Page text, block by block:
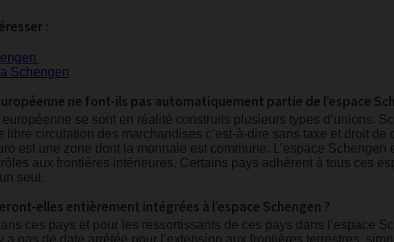
:
Schengen
ne font-ils pas automatiquement partie de l’espace
se sont en réalité construits plusieurs types d’unions.
libre circulation des marchandises c’est-à-dire sans taxe et droit de
est une zone dont la monnaie est commune. L’espace Schengen
aux frontières intérieures. Certains pays adhèrent à tous ces
seul.
elles entièrement intégrées à l’espace Schengen ?
ces pays et pour les ressortissants de ces pays dans l’espace